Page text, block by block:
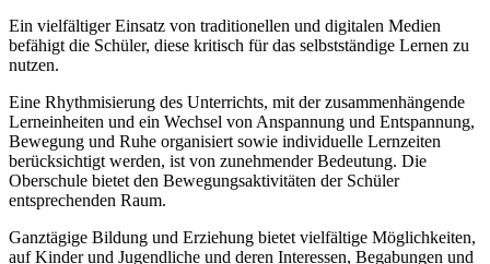
Ein vielfältiger Einsatz von traditionellen und digitalen Medien
befähigt die Schüler, diese kritisch für das selbstständige Lernen zu
nutzen.
Eine Rhythmisierung des Unterrichts, mit der zusammenhängende
Lerneinheiten und ein Wechsel von Anspannung und Entspannung,
Bewegung und Ruhe organisiert sowie individuelle Lernzeiten
berücksichtigt werden, ist von zunehmender Bedeutung. Die
Oberschule bietet den Bewegungsaktivitäten der Schüler
entsprechenden Raum.
Ganztägige Bildung und Erziehung bietet vielfältige Möglichkeiten,
auf Kinder und Jugendliche und deren Interessen, Begabungen und